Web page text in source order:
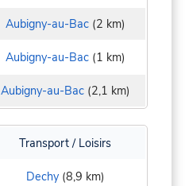
Aubigny-au-Bac(2 km)
Aubigny-au-Bac(1 km)
Aubigny-au-Bac(2,1 km)
Transport / Loisirs
Dechy(8,9 km)